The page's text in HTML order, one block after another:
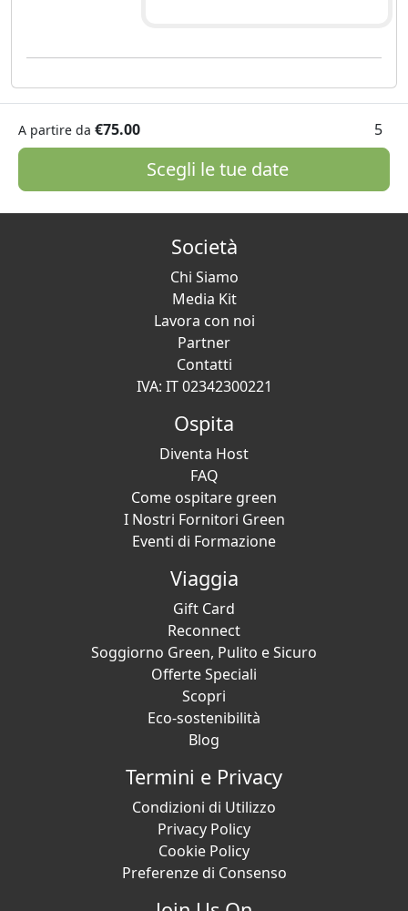
A partire da €75.00 5
Scegli le tue date
Società
Chi Siamo
Media Kit
Lavora con noi
Partner
Contatti
IVA: IT 02342300221
Ospita
Diventa Host
FAQ
Come ospitare green
I Nostri Fornitori Green
Eventi di Formazione
Viaggia
Gift Card
Reconnect
Soggiorno Green, Pulito e Sicuro
Offerte Speciali
Scopri
Eco-sostenibilità
Blog
Termini e Privacy
Condizioni di Utilizzo
Privacy Policy
Cookie Policy
Preferenze di Consenso